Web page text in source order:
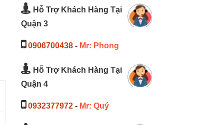
Hỗ Trợ Khách Hàng Tại
Quận 3
0906700438- Mr: Phong
Hỗ Trợ Khách Hàng Tại
Quận 4
0932377972- Mr: Quý